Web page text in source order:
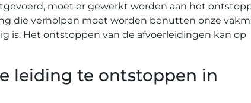
moet er gewerkt worden aan het
die verholpen moet worden benutten onze
is. Het ontstoppen van de afvoerleidingen kan op
leiding te ontstoppen in